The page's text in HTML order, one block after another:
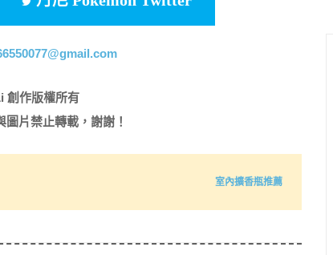
創作版權所有
片禁止轉載，謝謝！
室內擴香瓶推薦